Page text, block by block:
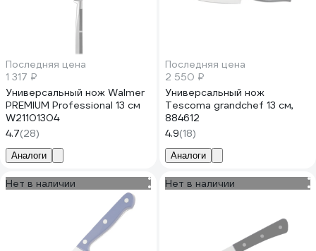
Последняя цена
1 317 ₽
Универсальный нож Walmer
PREMIUM Professional 13 см
W21101304
4.7(28)
Аналоги
Последняя цена
2 550 ₽
Универсальный нож
Tescoma grandchef 13 см,
884612
4.9(18)
Аналоги
Нет в наличии Нет в наличии